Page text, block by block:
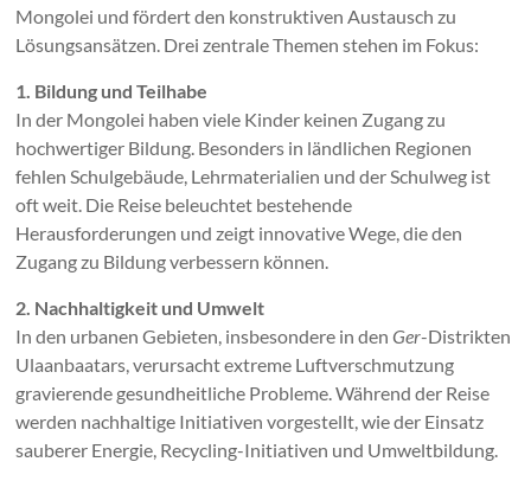
Mongolei und fördert den konstruktiven Austausch zu
Lösungsansätzen. Drei zentrale Themen stehen im Fokus:
1. Bildung und Teilhabe
In der Mongolei haben viele Kinder keinen Zugang zu
hochwertiger Bildung. Besonders in ländlichen Regionen
fehlen Schulgebäude, Lehrmaterialien und der Schulweg ist
oft weit. Die Reise beleuchtet bestehende
Herausforderungen und zeigt innovative Wege, die den
Zugang zu Bildung verbessern können.
2. Nachhaltigkeit und Umwelt
In den urbanen Gebieten, insbesondere in denGer-Distrikten
Ulaanbaatars, verursacht extreme Luftverschmutzung
gravierende gesundheitliche Probleme. Während der Reise
werden nachhaltige Initiativen vorgestellt, wie der Einsatz
sauberer Energie, Recycling-Initiativen und Umweltbildung.